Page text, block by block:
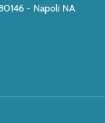
- Napoli NA